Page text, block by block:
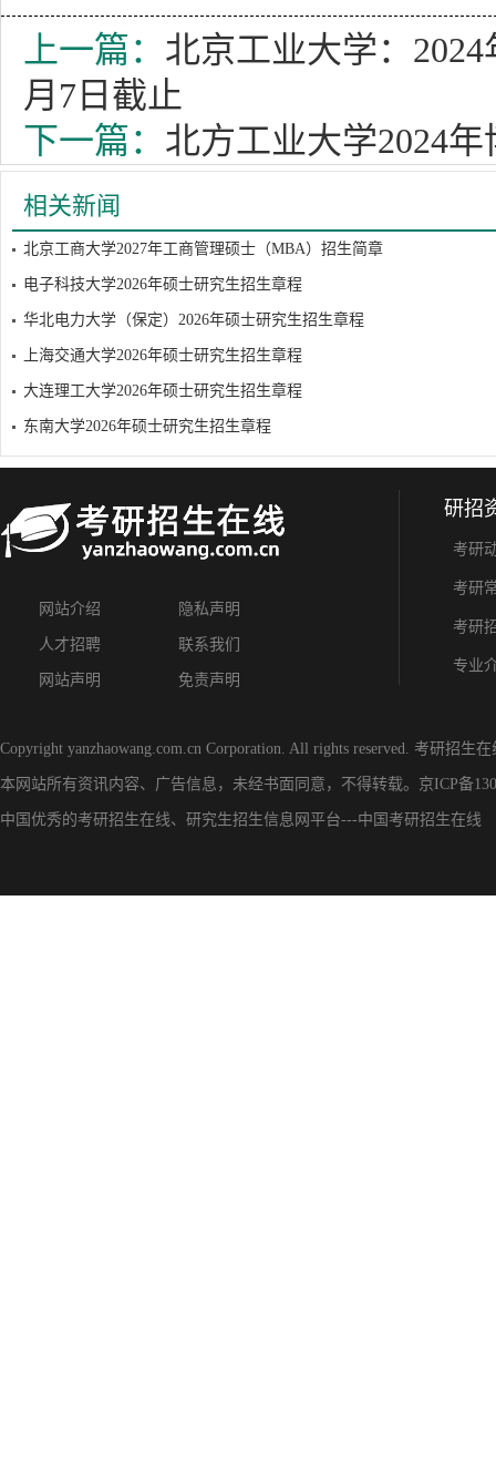
上一篇： 北京工业大学：
月7日截止
下一篇： 北方工业大学2024
相关新闻
北京工商大学2027年工商管理硕士（MBA）招生简章
电子科技大学2026年硕士研究生招生章程
华北电力大学（保定）2026年硕士研究生招生章程
上海交通大学2026年硕士研究生招生章程
大连理工大学2026年硕士研究生招生章程
东南大学2026年硕士研究生招生章程
网站介绍 隐私声明
人才招聘 联系我们
网站声明 免责声明
研招
考研
考研
考研
专业
Copyright yanzhaowang.com.cn Corporation. All rights reserved. 考研招生在
本网站所有资讯内容、广告信息，未经书面同意，不得转载。 京ICP备
中国优秀的考研招生在线、 研究生招生信息网 平台---中国考研招生在线